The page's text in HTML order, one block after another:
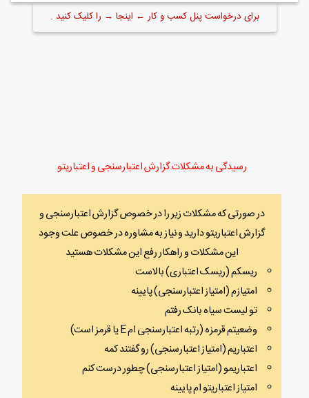
برای درخواست پنل کسب و کار ← اینجا → را کلیک کنید .
رسیدگی به مشکلات گزارش اعتبارسنجی و اعتباریتو
در صورتی که مشکلات زیر را در خصوص گزارش اعتبارسنجی و
گزارش اعتباریتو دارید و نیاز به مشاوره در خصوص علت وجود
این مشکلات و راهکار رفع این مشکلات هستید
ریسکم (ریسک اعتباری) بالاست
امتیازم (امتیاز اعتبارسنجی) پایینه
تو لیست سیاه بانک رفتم
وضعیتم قرمزه (رتبه اعتبارسنجی ام E یا قرمز است)
اعتباریم (امتیاز اعتبارسنجی) رو گفتند کمه
اعتباریمو (امتیاز اعتبارسنجی) چطور درست کنم
امتیاز اعتباریتو ام پایینه